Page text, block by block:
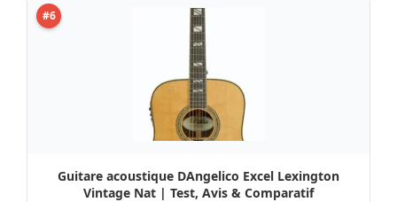
#6
Guitare acoustique DAngelico Excel Lexington
Vintage Nat | Test, Avis & Comparatif